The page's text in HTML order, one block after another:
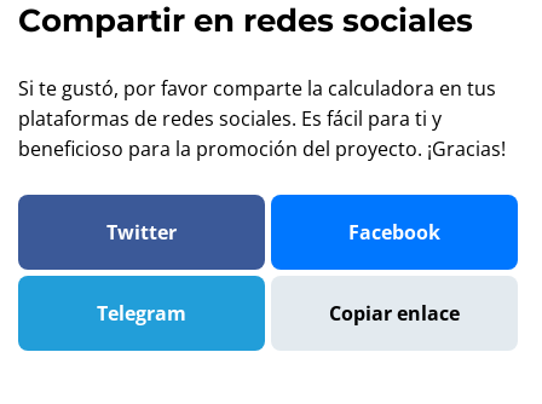
Compartir en redes sociales
Si te gustó, por favor comparte la calculadora en tus
plataformas de redes sociales. Es fácil para ti y
beneficioso para la promoción del proyecto. ¡Gracias!
Twitter Facebook
Telegram Copiar enlace